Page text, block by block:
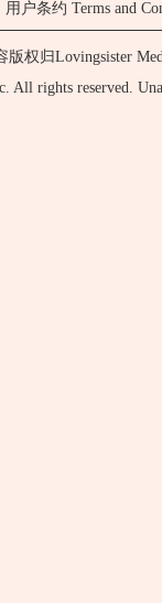
用户条约 Terms and
版权归Lovingsister
All rights reserved.